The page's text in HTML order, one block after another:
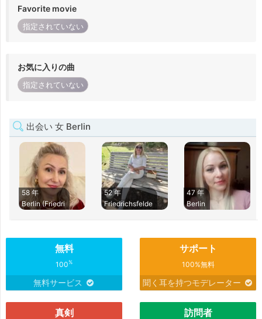
Favorite movie
指定されていない
お気に入りの曲
指定されていない
出会い 女 Berlin
58 年
Berlin (Friedri
52 年
Friedrichsfelde
47 年
Berlin
無料
100%
無料サービス
サポート
100%無料
聞く耳を持つモデレーター
真剣 訪問者